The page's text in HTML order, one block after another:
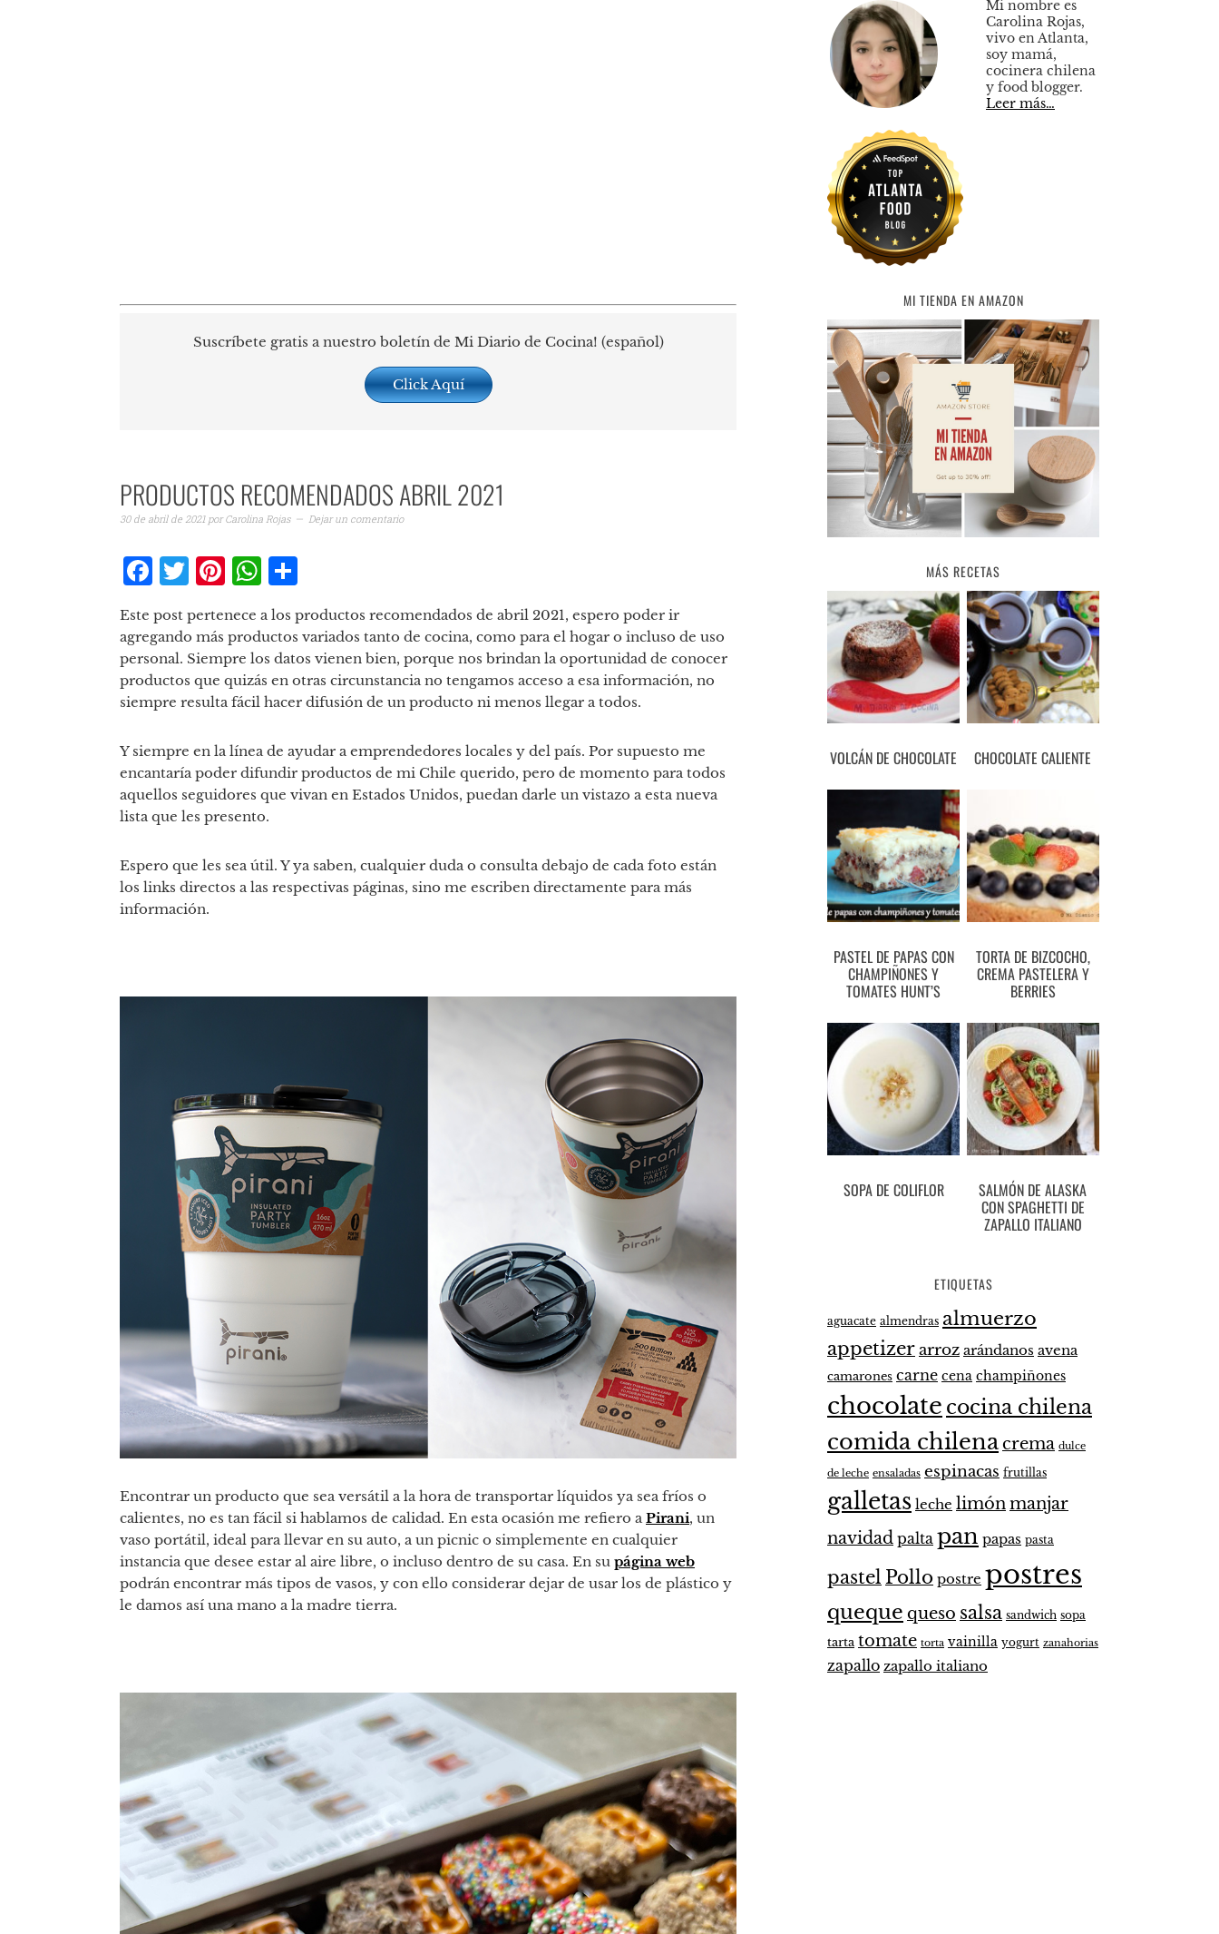
Suscríbete gratis a nuestro boletín de Mi Diario de Cocina! (español)
Click Aquí
PRODUCTOS RECOMENDADOS ABRIL 2021
30 de abril de 2021porCarolina Rojas Dejar un comentario
Facebook
Twitter
Pinterest
WhatsApp
Este post pertenece a los productos recomendados de abril 2021, espero poder ir
agregando más productos variados tanto de cocina, como para el hogar o incluso de uso
personal. Siempre los datos vienen bien, porque nos brindan la oportunidad de conocer
productos que quizás en otras circunstancia no tengamos acceso a esa información, no
siempre resulta fácil hacer difusión de un producto ni menos llegar a todos.
Y siempre en la línea de ayudar a emprendedores locales y del país. Por supuesto me
encantaría poder difundir productos de mi Chile querido, pero de momento para todos
aquellos seguidores que vivan en Estados Unidos, puedan darle un vistazo a esta nueva
lista que les presento.
Espero que les sea útil. Y ya saben, cualquier duda o consulta debajo de cada foto están
los links directos a las respectivas páginas, sino me escriben directamente para más
información.
Encontrar un producto que sea versátil a la hora de transportar líquidos ya sea fríos o
calientes, no es tan fácil si hablamos de calidad. En esta ocasión me refiero aPirani, un
vaso portátil, ideal para llevar en su auto, a un picnic o simplemente en cualquier
instancia que desee estar al aire libre, o incluso dentro de su casa. En su página web
podrán encontrar más tipos de vasos, y con ello considerar dejar de usar los de plástico y
le damos así una mano a la madre tierra.
Mi nombre es
Carolina Rojas,
vivo en Atlanta,
soy mamá,
cocinera chilena
y food blogger.
Leer más…
MI TIENDA EN AMAZON
MÁS RECETAS
VOLCÁN DE CHOCOLATE CHOCOLATE CALIENTE
PASTEL DE PAPAS CON
CHAMPIÑONES Y
TOMATES HUNT’S
TORTA DE BIZCOCHO,
CREMA PASTELERA Y
BERRIES
SOPA DE COLIFLOR SALMÓN DE ALASKA
CON SPAGHETTI DE
ZAPALLO ITALIANO
ETIQUETAS
aguacate almendras almuerzo
appetizerarroz arándanos avena
camarones carne cena champiñones
chocolate cocina chilena
comida chilenacrema dulce
de leche ensaladas espinacas frutillas
galletas leche limónmanjar
navidad palta pan papas pasta
pastel Pollo postre postres
queque queso salsa sandwich sopa
tarta tomate torta vainilla yogurt zanahorias
zapallo zapallo italiano